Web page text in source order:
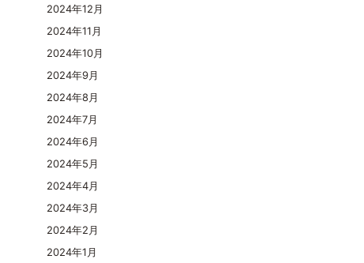
2024年12月
2024年11月
2024年10月
2024年9月
2024年8月
2024年7月
2024年6月
2024年5月
2024年4月
2024年3月
2024年2月
2024年1月